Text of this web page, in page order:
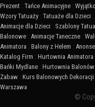
Prezent : Tańce Animacyjne :
Wzory Tatuaży : Tatuaże dla Dzieci :
Animacje dla Dzieci : Szablony
Balonowe : Animacje Taneczne :
Animatora : Balony z Helem : Anonse
Katalog Firm : Hurtownia Animatora
Bańki Mydlane : Hurtownia Balonów
Zabaw : Kurs Balonowych Dekoracji
Warszawa
©